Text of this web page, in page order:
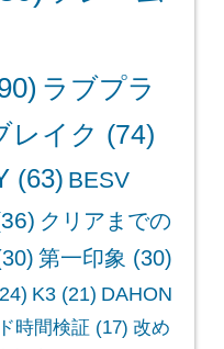
ラブプラ
レイク (74)
(63) BESV
クリアまでの
第一印象 (30)
K3(21) DAHON
時間検証 (17) 改め